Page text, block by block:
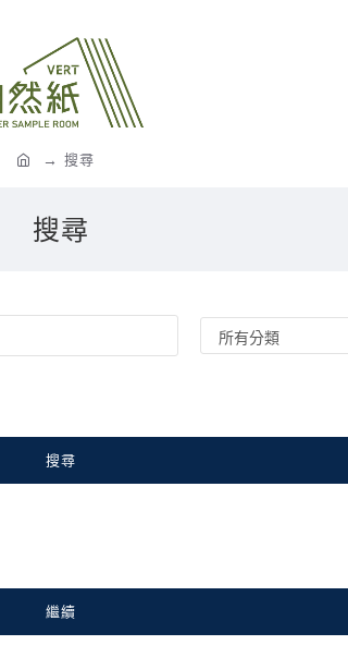
搜尋
搜尋
搜尋
繼續